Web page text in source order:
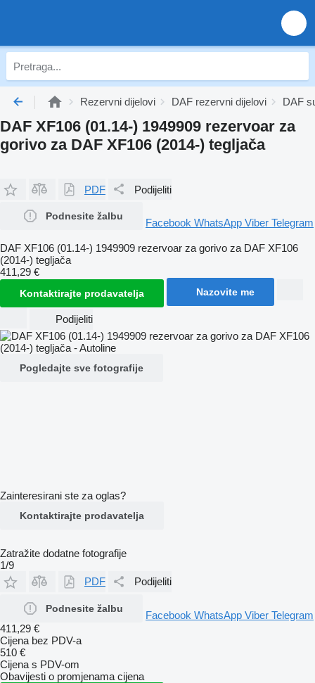
Rezervni dijelovi DAF rezervni dijelovi DAF
DAF XF106 (01.14-) 1949909 rezervoar za
gorivo za DAF XF106 (2014-) tegljača
PDF Podijeliti
Podnesite žalbu
Facebook WhatsApp Viber Telegram
DAF XF106 (01.14-) 1949909 rezervoar za gorivo za DAF XF106
(2014-) tegljača
411,29 €
Kontaktirajte prodavatelja Nazovite me
Podijeliti
Pogledajte sve fotografije
Zainteresirani ste za oglas?
Kontaktirajte prodavatelja
Zatražite dodatne fotografije
1/9
PDF
Podijeliti
Podnesite žalbu
Facebook WhatsApp Viber Telegram
411,29 €
Cijena bez PDV-a
510 €
Cijena s PDV-om
Obavijesti o promjenama cijena